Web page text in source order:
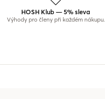
HOSH Klub — 5% sleva
Výhody pro členy při každém nákupu.